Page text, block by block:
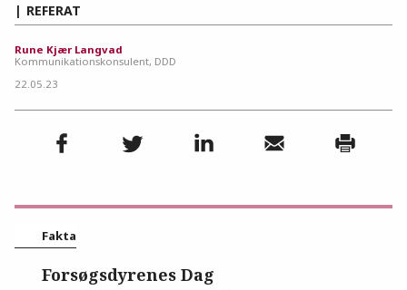
REFERAT
Rune Kjær Langvad
Kommunikationskonsulent, DDD
22.05.23
Fakta
Forsøgsdyrenes Dag